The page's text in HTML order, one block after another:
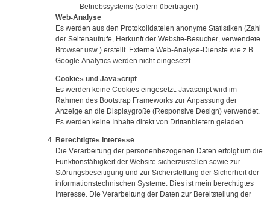
Betriebssystems (sofern übertragen)
Web-Analyse
Es werden aus den Protokolldateien anonyme Statistiken (Zahl
der Seitenaufrufe, Herkunft der Website-Besucher, verwendete
Browser usw.) erstellt. Externe Web-Analyse-Dienste wie z.B.
Google Analytics werden nicht eingesetzt.
Cookies und Javascript
Es werden keine Cookies eingesetzt. Javascript wird im
Rahmen des Bootstrap Frameworks zur Anpassung der
Anzeige an die Displaygröße (Responsive Design) verwendet.
Es werden keine Inhalte direkt von Drittanbietern geladen.
Berechtigtes Interesse
Die Verarbeitung der personenbezogenen Daten erfolgt um die
Funktionsfähigkeit der Website sicherzustellen sowie zur
Störungsbeseitigung und zur Sicherstellung der Sicherheit der
informationstechnischen Systeme. Dies ist mein berechtigtes
Interesse. Die Verarbeitung der Daten zur Bereitstellung der